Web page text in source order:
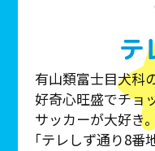
テ
有山類富士目犬科
好奇心旺盛でチョ
サッカーが大好き。
「テレしず通り8番